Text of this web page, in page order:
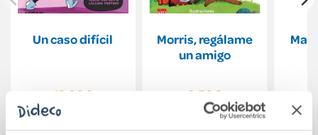
Un caso difícil
12,90€
Morris, regálame
un amigo
9,50€
Comprar